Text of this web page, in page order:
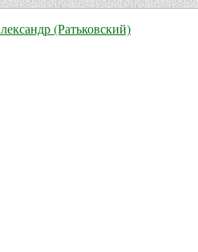
(Ратьковский)